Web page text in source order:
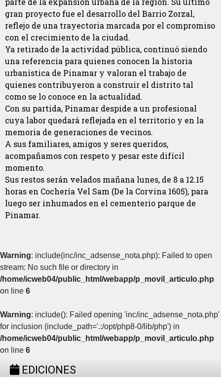
gran proyecto fue el desarrollo del Barrio Zorzal,
reflejo de una trayectoria marcada por el compromiso
con el crecimiento de la ciudad.
Ya retirado de la actividad pública, continuó siendo
una referencia para quienes conocen la historia
urbanística de Pinamar y valoran el trabajo de
quienes contribuyeron a construir el distrito tal
como se lo conoce en la actualidad.
Con su partida, Pinamar despide a un profesional
cuya labor quedará reflejada en el territorio y en la
memoria de generaciones de vecinos.
A sus familiares, amigos y seres queridos,
acompañamos con respeto y pesar este difícil
momento.
Sus restos serán velados mañana lunes, de 8 a 12.15
horas en Cochería Vel Sam (De la Corvina 1605), para
luego ser inhumados en el cementerio parque de
Pinamar.
Warning: include(inc/inc_adsense_nota.php): Failed to open
stream: No such file or directory in
/home/icweb04/public_html/webapp/p_movil_articulo.php
on line 6
Warning: include(): Failed opening 'inc/inc_adsense_nota.php'
for inclusion (include_path='.:/opt/php8-0/lib/php') in
/home/icweb04/public_html/webapp/p_movil_articulo.php
on line 6
EDICIONES